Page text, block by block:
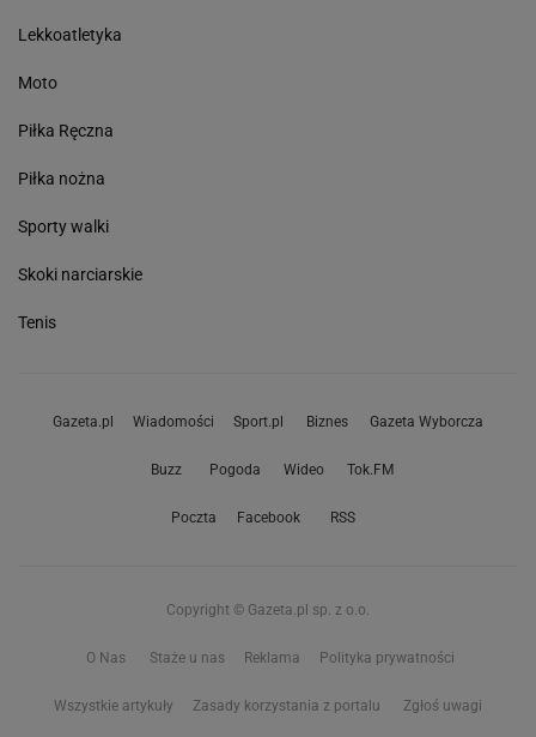
Lekkoatletyka
Moto
Piłka Ręczna
Piłka nożna
Sporty walki
Skoki narciarskie
Tenis
Gazeta.pl Wiadomości Sport.pl Biznes Gazeta Wyborcza
Buzz Pogoda Wideo Tok.FM
Poczta Facebook RSS
Copyright © Gazeta.pl sp. z o.o.
O Nas Staże u nas Reklama Polityka prywatności
Wszystkie artykuły Zasady korzystania z portalu Zgłoś uwagi